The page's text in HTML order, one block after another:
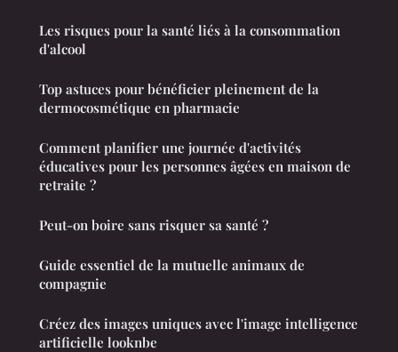
Les risques pour la santé liés à la consommation
d'alcool
Top astuces pour bénéficier pleinement de la
dermocosmétique en pharmacie
Comment planifier une journée d'activités
éducatives pour les personnes âgées en maison de
retraite ?
Peut-on boire sans risquer sa santé ?
Guide essentiel de la mutuelle animaux de
compagnie
Créez des images uniques avec l'image intelligence
artificielle looknbe